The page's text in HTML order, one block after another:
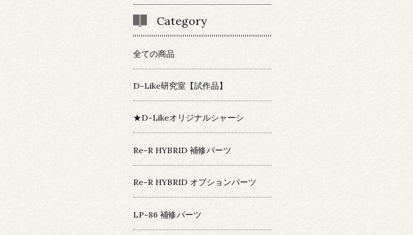
Category
全ての商品
D-Like研究室【試作品】
★D-Likeオリジナルシャーシ
Re-R HYBRID 補修パーツ
Re-R HYBRID オプションパーツ
LP-86 補修パーツ